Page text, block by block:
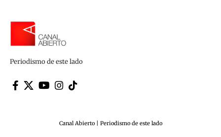
Periodismo de este lado
Canal Abierto | Periodismo de este lado